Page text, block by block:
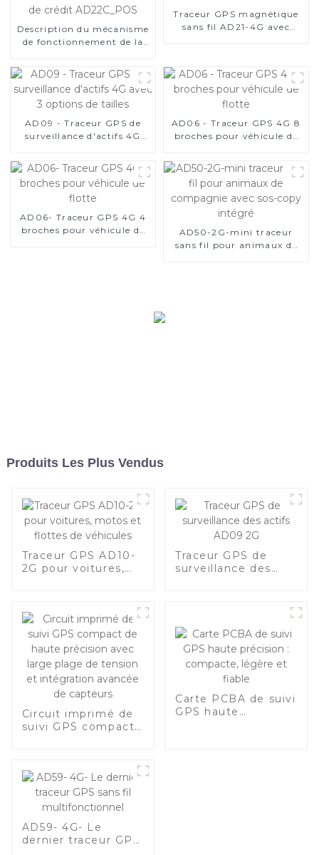
Description du mécanisme
de fonctionnement de la
Traceur GPS magnétique
sans fil AD21-4G avec
AD09 - Traceur GPS de
surveillance d'actifs 4G
AD06 - Traceur GPS 4G 8
broches pour véhicule de
AD06- Traceur GPS 4G 4
broches pour véhicule de
AD50-2G-mini traceur
sans fil pour animaux de
Produits Les Plus Vendus
Traceur GPS AD10-
2G pour voitures,
Traceur GPS de
surveillance des
Circuit imprimé de
suivi GPS compact
intégration avancée
de capteurs
Carte PCBA de suivi
GPS haute
AD59- 4G- Le
dernier traceur GPS